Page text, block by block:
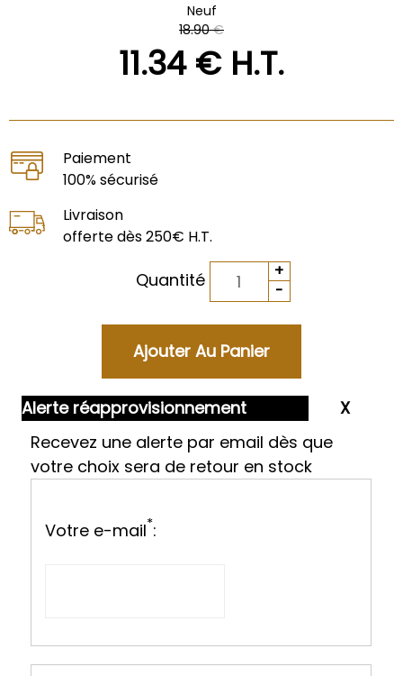
Neuf
18.90 €
11.34€ H.T.
Paiement
100% sécurisé
Livraison
offerte dès 250€ H.T.
Quantité
Alerte réapprovisionnement
Recevez une alerte par email dès que
votre choix sera de retour en stock
Votre e-mail*: